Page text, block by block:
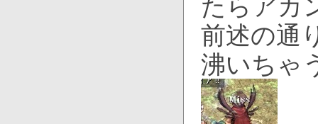
たらアカ
前述の通
沸いちゃ